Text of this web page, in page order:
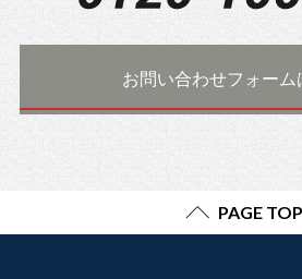
お問い合わせフォーム
PAGE TOP